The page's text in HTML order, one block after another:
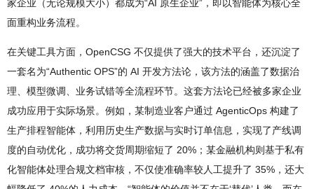
家企业（无论规模大小）都成为“AI 原生企业”，即以智能体为核心全
面重构业务流程。
在关键工具方面，OpenCSG 不仅提供了强大的技术平台，还沉淀了
一套名为“Authentic OPS”的 AI 开发方法论，该方法的涵盖了数据治
理、模型微调、业务试错等全流程环节。这套方法论已经被多家企业
成功应用于实际场景。例如，某制造业客户通过 AgenticOps 构建了
生产排程智能体，利用历史生产数据与实时订单信息，实现了产线调
度的自动优化，成功将交货周期缩短了 20%；某金融机构则基于私有
化智能体处理合规文档审核，不仅使准确率较人工提升了 35%，还大